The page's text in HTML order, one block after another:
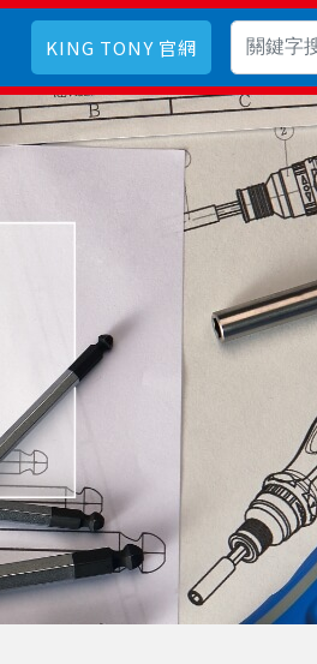
KING TONY 官網